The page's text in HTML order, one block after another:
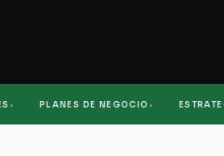
PLANES DE NEGOCIO·